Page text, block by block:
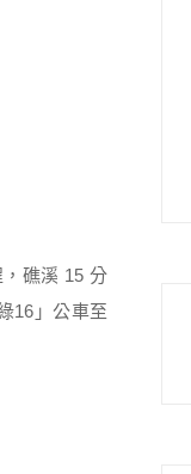
礁溪 15 分
16」公車至